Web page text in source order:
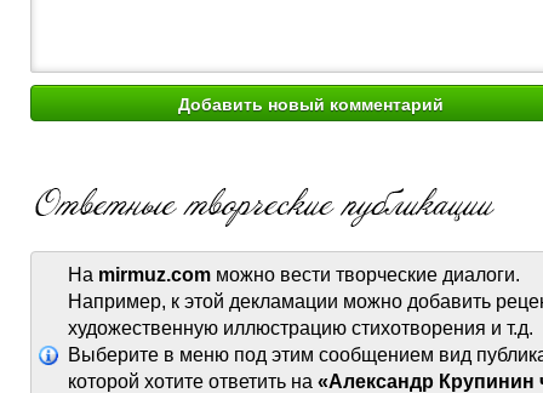
На mirmuz.com можно вести творческие диалоги.
Например, к этой декламации можно добавить
художественную иллюстрацию стихотворения и т.д.
Выберите в меню под этим сообщением вид
которой хотите ответить на «Александр Крупинин